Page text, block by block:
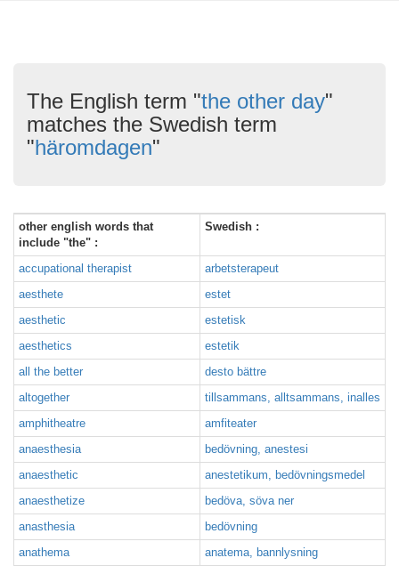
The English term "the other day"
matches the Swedish term
"häromdagen"
other english words that
include "the" :
Swedish :
accupational therapist
arbetsterapeut
aesthete
estet
aesthetic
estetisk
aesthetics
estetik
all the better
desto bättre
altogether
tillsammans, alltsammans, inalles
amphitheatre
amfiteater
anaesthesia
bedövning, anestesi
anaesthetic
anestetikum, bedövningsmedel
anaesthetize
bedöva, söva ner
anasthesia
bedövning
anathema
anatema, bannlysning